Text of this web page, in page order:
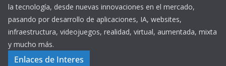
la tecnología, desde nuevas innovaciones en el mercado,
pasando por desarrollo de aplicaciones, IA, websites,
infraestructura, videojuegos, realidad, virtual, aumentada, mixta
y mucho más.
Enlaces de Interes